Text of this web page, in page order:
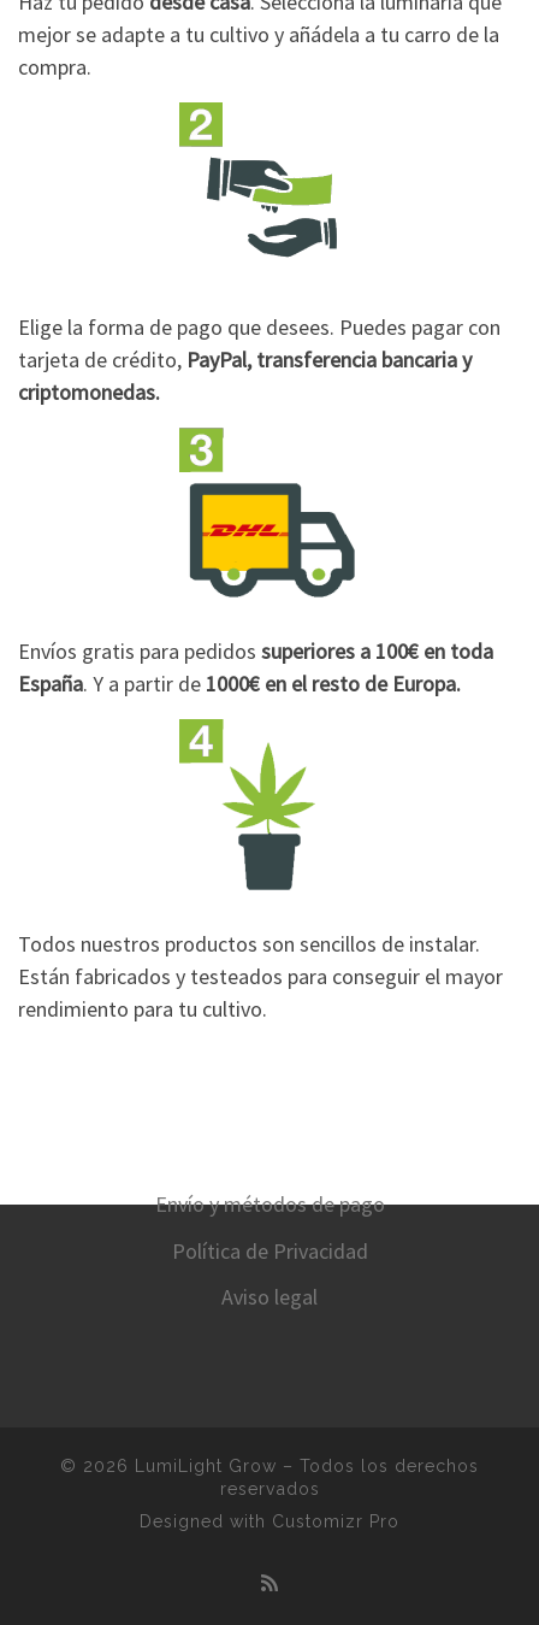
mejor se adapte a tu cultivo y añádela a tu carro de la
compra.
Elige la forma de pago que desees. Puedes pagar con
tarjeta de crédito, PayPal, transferencia bancaria y
criptomonedas.
Envíos gratis para pedidos superiores a 100€ en toda
España. Y a partir de 1000€ en el resto de Europa.
Todos nuestros productos son sencillos de instalar.
Están fabricados y testeados para conseguir el mayor
rendimiento para tu cultivo.
Envío y métodos de pago
Política de Privacidad
Aviso legal
© 2026 LumiLight Grow – Todos los derechos
reservados
Designed with Customizr Pro